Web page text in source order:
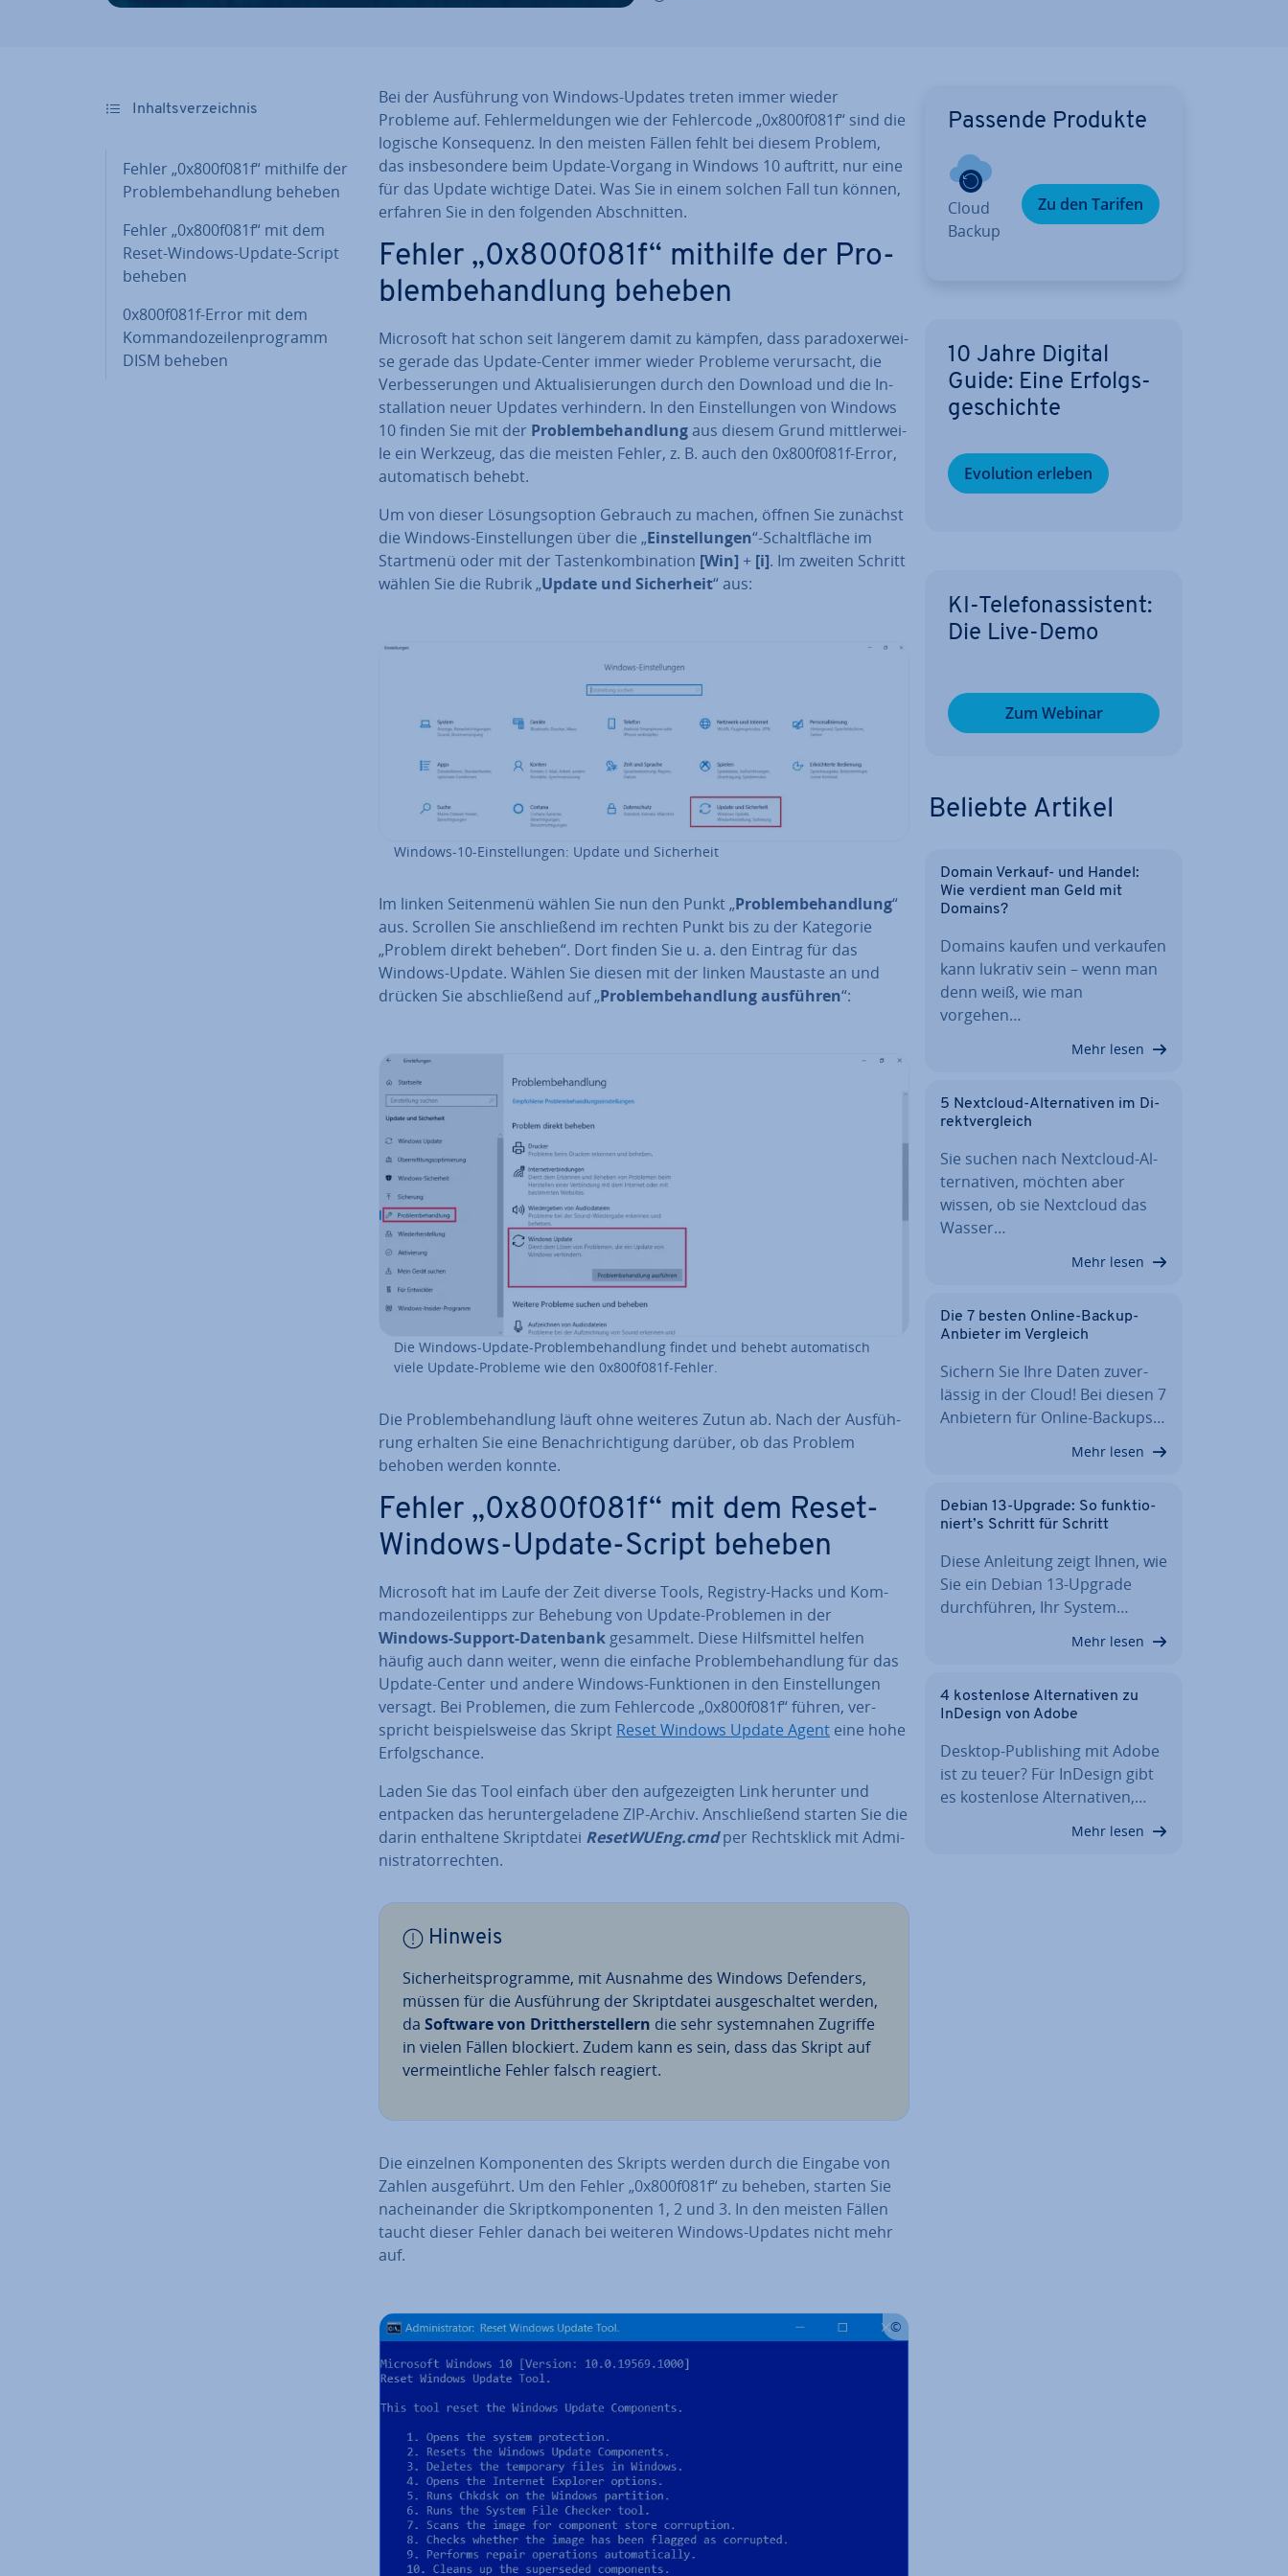
In­halts­ver­zeich­nis
Fehler „0x800f081f“ mithilfe der
Pro­blem­be­hand­lung beheben
Fehler „0x800f081f“ mit dem
Reset-Windows-Update-Script
beheben
0x800f081f-Error mit dem
Kom­man­do­zei­len­pro­gramm
DISM beheben
Bei der Aus­füh­rung von Windows-Updates treten immer wieder
Probleme auf. Feh­ler­mel­dun­gen wie der Feh­ler­code „0x800f081f“ sind die
logische Kon­se­quenz. In den meisten Fällen fehlt bei diesem Problem,
das ins­be­son­de­re beim Update-Vorgang in Windows 10 auftritt, nur eine
für das Update wichtige Datei. Was Sie in einem solchen Fall tun können,
erfahren Sie in den folgenden Ab­schnit­ten.
Fehler „0x800f081f“ mithilfe der Pro­
blem­be­hand­lung beheben
Microsoft hat schon seit längerem damit zu kämpfen, dass pa­ra­do­xer­wei­
se gerade das Update-Center immer wieder Probleme ver­ur­sacht, die
Ver­bes­se­run­gen und Ak­tua­li­sie­run­gen durch den Download und die In­
stal­la­ti­on neuer Updates ver­hin­dern. In den Ein­stel­lun­gen von Windows
10 finden Sie mit der Pro­blem­be­hand­lungaus diesem Grund mitt­ler­wei­
le ein Werkzeug, das die meisten Fehler, z. B. auch den 0x800f081f-Error,
au­to­ma­tisch behebt.
Um von dieser Lö­sungs­op­ti­on Gebrauch zu machen, öffnen Sie zunächst
die Windows-Ein­stel­lun­gen über die „Ein­stel­lun­gen“-Schalt­flä­che im
Startmenü oder mit der Tas­ten­kom­bi­na­ti­on [Win] + [i]. Im zweiten Schritt
wählen Sie die Rubrik „Update und Si­cher­heit“ aus:
Windows-10-Ein­stel­lun­gen: Update und Si­cher­heit
Im linken Sei­ten­me­nü wählen Sie nun den Punkt „Pro­blem­be­hand­lung“
aus. Scrollen Sie an­schlie­ßend im rechten Punkt bis zu der Kategorie
„Problem direkt beheben“. Dort finden Sie u. a. den Eintrag für das
Windows-Update. Wählen Sie diesen mit der linken Maustaste an und
drücken Sie ab­schlie­ßend auf „Pro­blem­be­hand­lung ausführen“:
Die Windows-Update-Pro­blem­be­hand­lung findet und behebt au­to­ma­tisch
viele Update-Probleme wie den 0x800f081f-Fehler.
Die Pro­blem­be­hand­lung läuft ohne weiteres Zutun ab. Nach der Aus­füh­
rung erhalten Sie eine Be­nach­rich­ti­gung darüber, ob das Problem
behoben werden konnte.
Fehler „0x800f081f“ mit dem Reset-
Windows-Update-Script beheben
Microsoft hat im Laufe der Zeit diverse Tools, Registry-Hacks und Kom­
man­do­zei­len­tipps zur Behebung von Update-Problemen in der
Windows-Support-Datenbank gesammelt. Diese Hilfs­mit­tel helfen
häufig auch dann weiter, wenn die einfache Pro­blem­be­hand­lung für das
Update-Center und andere Windows-Funk­tio­nen in den Ein­stel­lun­gen
versagt. Bei Problemen, die zum Feh­ler­code „0x800f081f“ führen, ver­
spricht bei­spiels­wei­se das Skript Reset Windows Update Agent eine hohe
Er­folgs­chan­ce.
Laden Sie das Tool einfach über den auf­ge­zeig­ten Link herunter und
entpacken das her­un­ter­ge­la­de­ne ZIP-Archiv. An­schlie­ßend starten Sie die
darin ent­hal­te­ne Skript­da­tei Re­set­WUEng.cmdper Rechts­klick mit Ad­mi­
nis­tra­tor­rech­ten.
Hinweis
Si­cher­heits­pro­gram­me, mit Ausnahme des Windows Defenders,
müssen für die Aus­füh­rung der Skript­da­tei aus­ge­schal­tet werden,
da Software von Dritt­her­stel­lern die sehr sys­tem­na­hen Zugriffe
in vielen Fällen blockiert. Zudem kann es sein, dass das Skript auf
ver­meint­li­che Fehler falsch reagiert.
Die einzelnen Kom­po­nen­ten des Skripts werden durch die Eingabe von
Zahlen aus­ge­führt. Um den Fehler „0x800f081f“ zu beheben, starten Sie
nach­ein­an­der die Skript­kom­po­nen­ten 1, 2 und 3. In den meisten Fällen
taucht dieser Fehler danach bei weiteren Windows-Updates nicht mehr
auf.
Passende Produkte
Cloud
Backup
Zu den Tarifen
10 Jahre Digital
Guide: Eine Er­folgs­
ge­schich­te
Evolution erleben
KI-Te­le­fon­as­sis­tent:
Die Live-Demo
Zum Webinar
Beliebte Artikel
Domain Verkauf- und Handel:
Wie verdient man Geld mit
Domains?
Domains kaufen und verkaufen
kann lukrativ sein – wenn man
denn weiß, wie man
vorgehen…
Mehr lesen
5 Nextcloud-Al­ter­na­ti­ven im Di­
rekt­ver­gleich
Sie suchen nach Nextcloud-Al­
ter­na­ti­ven, möchten aber
wissen, ob sie Nextcloud das
Wasser…
Mehr lesen
Die 7 besten Online-Backup-
Anbieter im Vergleich
Sichern Sie Ihre Daten zu­ver­
läs­sig in der Cloud! Bei diesen 7
Anbietern für Online-Backups…
Mehr lesen
Debian 13-Upgrade: So funk­tio­
niert’s Schritt für Schritt
Diese Anleitung zeigt Ihnen, wie
Sie ein Debian 13-Upgrade
durch­füh­ren, Ihr System…
Mehr lesen
4 kos­ten­lo­se Al­ter­na­ti­ven zu
InDesign von Adobe
Desktop-Pu­bli­shing mit Adobe
ist zu teuer? Für InDesign gibt
es kos­ten­lo­se Al­ter­na­ti­ven,…
Mehr lesen